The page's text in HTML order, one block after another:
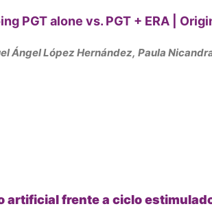
PGT alone vs. PGT + ERA |
Ángel López Hernández, Paula
artificial frente a ciclo